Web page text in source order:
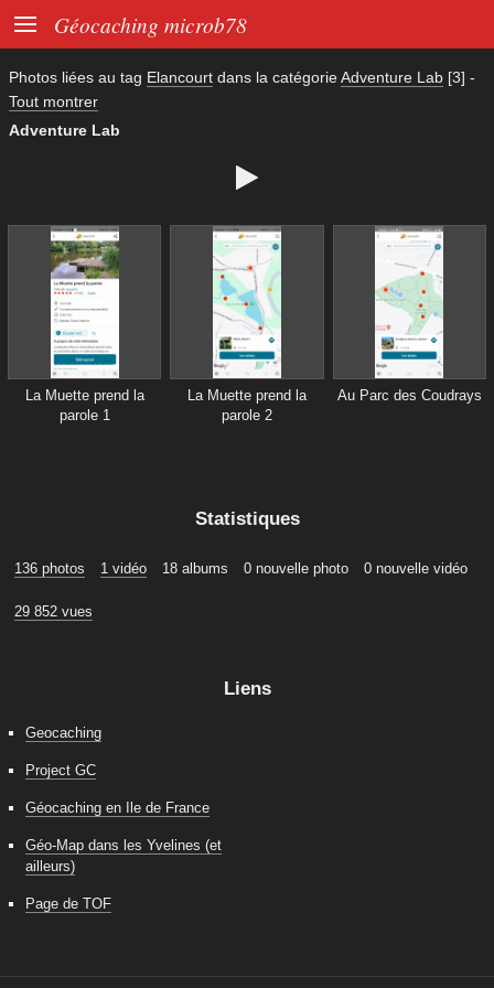
 Géocaching microb78
Photos liées au tag Elancourt dans la catégorieAdventure Lab [3] -
Tout montrer
Adventure Lab

La Muette prend la
parole 1
La Muette prend la
parole 2
Au Parc des Coudrays
Statistiques
136 photos 1 vidéo 18 albums 0 nouvelle photo 0 nouvelle vidéo
29 852 vues
Liens
Geocaching
Project GC
Géocaching en Ile de France
Géo-Map dans les Yvelines (et
ailleurs)
Page de TOF